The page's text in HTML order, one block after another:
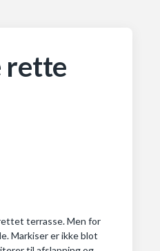
rette
terrasse. Men for
Markiser er ikke blot